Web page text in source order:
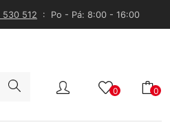
530 512 : Po - Pá: 8:00 - 16:00
0 0